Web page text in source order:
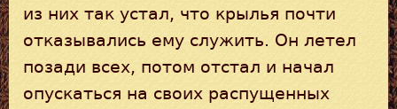
из них так устал, что крылья почти
отказывались ему служить. Он летел
позади всех, потом отстал и начал
опускаться на своих распущенных